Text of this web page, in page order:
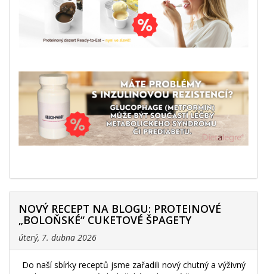
NOVÝ RECEPT NA BLOGU: PROTEINOVÉ
„BOLOŇSKÉ“ CUKETOVÉ ŠPAGETY
úterý, 7. dubna 2026
Do naší sbírky receptů jsme zařadili nový chutný a výživný